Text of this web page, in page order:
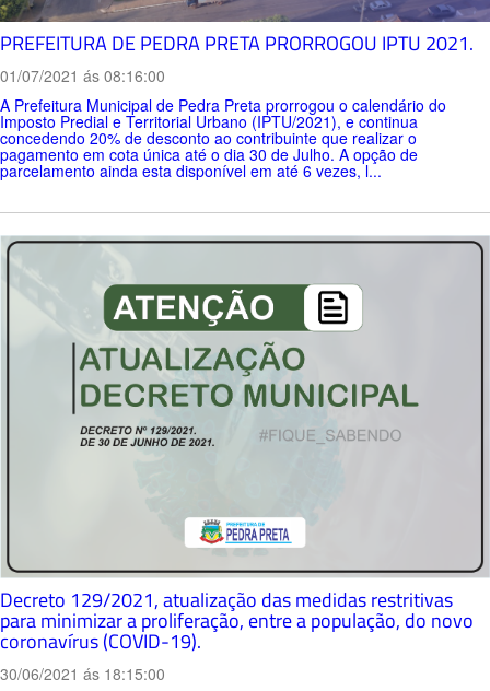
PREFEITURA DE PEDRA PRETA PRORROGOU IPTU 2021.
01/07/2021 ás 08:16:00
A Prefeitura Municipal de Pedra Preta prorrogou o calendário do
Imposto Predial e Territorial Urbano (IPTU/2021), e continua
concedendo 20% de desconto ao contribuinte que realizar o
pagamento em cota única até o dia 30 de Julho. A opção de
parcelamento ainda esta disponível em até 6 vezes, l...
Decreto 129/2021, atualização das medidas restritivas
para minimizar a proliferação, entre a população, do novo
coronavírus (COVID-19).
30/06/2021 ás 18:15:00